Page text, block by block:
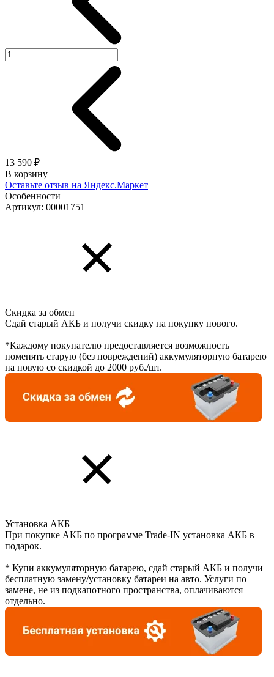
13 590 ₽
В корзину
Оставьте отзыв на Яндекс.Маркет
Особенности
Артикул: 00001751
Скидка за обмен
Сдай старый АКБ и получи скидку на покупку нового.
*Каждому покупателю предоставляется возможность
поменять старую (без повреждений) аккумуляторную батарею
на новую со скидкой до 2000 руб./шт.
Установка АКБ
При покупке АКБ по программе Trade-IN установка АКБ в
подарок.
* Купи аккумуляторную батарею, сдай старый АКБ и получи
бесплатную замену/установку батареи на авто. Услуги по
замене, не из подкапотного пространства, оплачиваются
отдельно.